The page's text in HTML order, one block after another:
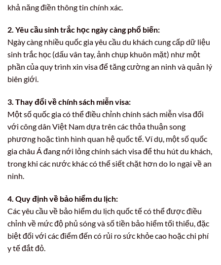
khả năng điền thông tin chính xác.
2. Yêu cầu sinh trắc học ngày càng phổ biến:
Ngày càng nhiều quốc gia yêu cầu du khách cung cấp dữ liệu
sinh trắc học (dấu vân tay, ảnh chụp khuôn mặt) như một
phần của quy trình xin visa để tăng cường an ninh và quản lý
biên giới.
3. Thay đổi về chính sách miễn visa:
Một số quốc gia có thể điều chỉnh chính sách miễn visa đối
với công dân Việt Nam dựa trên các thỏa thuận song
phương hoặc tình hình quan hệ quốc tế. Ví dụ, một số quốc
gia châu Á đang nới lỏng chính sách visa để thu hút du khách,
trong khi các nước khác có thể siết chặt hơn do lo ngại về an
ninh.
4. Quy định về bảo hiểm du lịch:
Các yêu cầu về bảo hiểm du lịch quốc tế có thể được điều
chỉnh về mức độ phủ sóng và số tiền bảo hiểm tối thiểu, đặc
biệt đối với các điểm đến có rủi ro sức khỏe cao hoặc chi phí
y tế đắt đỏ.